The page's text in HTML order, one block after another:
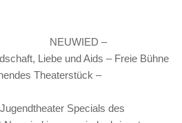
NEUWIED –
Liebe und Aids – Freie Bühne
Theaterstück –
Specials des